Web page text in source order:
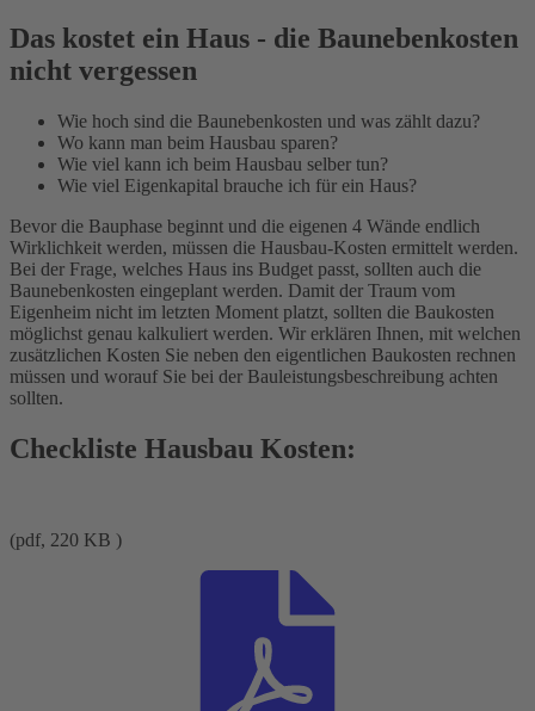
Das kostet ein Haus - die Baunebenkosten
nicht vergessen
Wie hoch sind die Baunebenkosten und was zählt dazu?
Wo kann man beim Hausbau sparen?
Wie viel kann ich beim Hausbau selber tun?
Wie viel Eigenkapital brauche ich für ein Haus?
Bevor die Bauphase beginnt und die eigenen 4 Wände endlich
Wirklichkeit werden, müssen die Hausbau-Kosten ermittelt werden.
Bei der Frage, welches Haus ins Budget passt, sollten auch die
Baunebenkosten eingeplant werden. Damit der Traum vom
Eigenheim nicht im letzten Moment platzt, sollten die Baukosten
möglichst genau kalkuliert werden. Wir erklären Ihnen, mit welchen
zusätzlichen Kosten Sie neben den eigentlichen Baukosten rechnen
müssen und worauf Sie bei der Bauleistungsbeschreibung achten
sollten.
Checkliste Hausbau Kosten:
(pdf, 220 KB )